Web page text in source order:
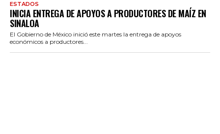
ESTADOS
INICIA ENTREGA DE APOYOS A PRODUCTORES DE MAÍZ EN
SINALOA
El Gobierno de México inició este martes la entrega de apoyos
económicos a productores...